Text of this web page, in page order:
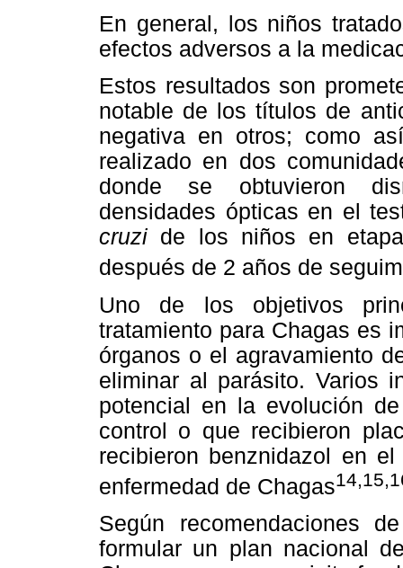
En general, los niños
efectos adversos a la
Estos resultados son
notable de los títulos de
negativa en otros; como
realizado en dos
donde se obtuvieron
densidades ópticas en el
cruzi de los niños en
después de 2 años de
Uno de los objetivos
tratamiento para Chagas es
órganos o el agravamiento
eliminar al parásito. Varios
potencial en la evolución
control o que recibieron
recibieron benznidazol en
enfermedad de Chagas
Según recomendaciones
formular un plan nacional